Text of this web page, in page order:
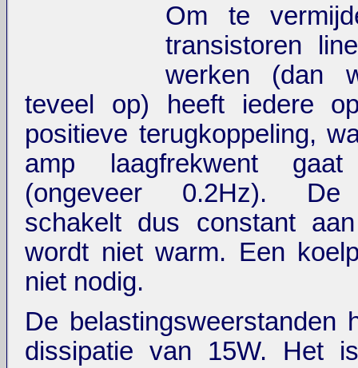
Om te
transistoren
werken (dan
teveel op) heeft iedere
positieve terugkoppeling,
amp laagfrekwent gaat
(ongeveer 0.2Hz). De
schakelt dus constant
wordt niet warm. Een
niet nodig.
De belastingsweerstanden
dissipatie van 15W. Het